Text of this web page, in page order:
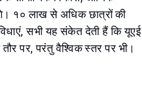
१० लाख से अधिक छात्रों की
सभी यह संकेत देती हैं कि यूएई
पर, परंतु वैश्विक स्तर पर भी।